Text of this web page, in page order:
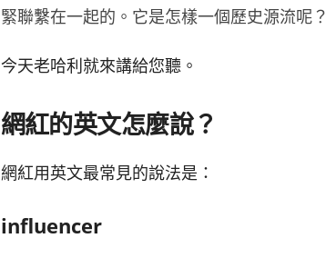
緊聯繫在一起的。它是怎樣一個歷史源流呢？
今天老哈利就來講給您聽。
網紅的英文怎麼說？
網紅用英文最常見的說法是：
influencer